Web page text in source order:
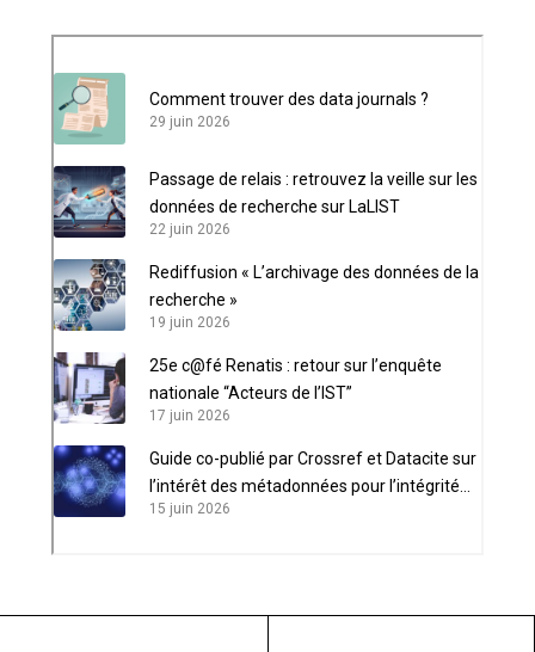
Comment trouver des data journals ?
29 juin 2026
Passage de relais : retrouvez la veille sur les
données de recherche sur LaLIST
22 juin 2026
Rediffusion « L’archivage des données de la
recherche »
19 juin 2026
25e c@fé Renatis : retour sur l’enquête
nationale “Acteurs de l’IST”
17 juin 2026
Guide co-publié par Crossref et Datacite sur
l’intérêt des métadonnées pour l’intégrité
scientifique
15 juin 2026